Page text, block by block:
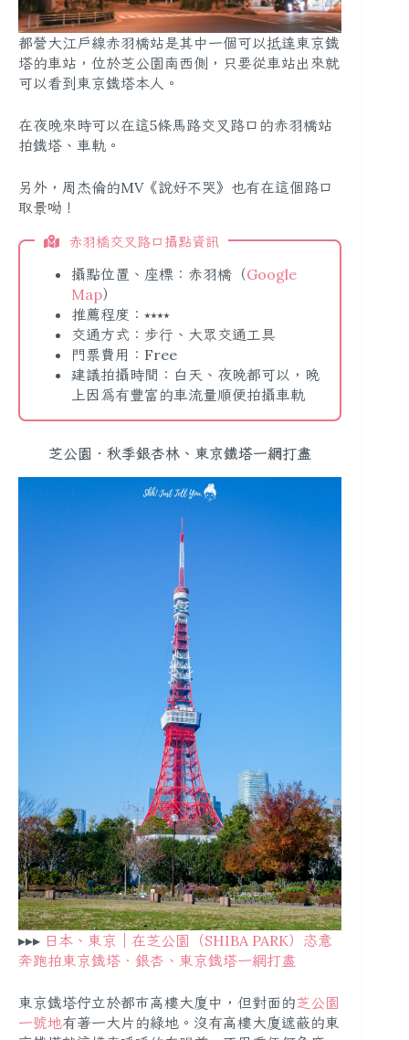
都營大江戶線赤羽橋站是其中一個可以抵達東京鐵
塔的車站，位於芝公園南西側，只要從車站出來就
可以看到東京鐵塔本人。
在夜晚來時可以在這5條馬路交叉路口的赤羽橋站
拍鐵塔、車軌。
另外，周杰倫的MV《說好不哭》也有在這個路口
取景呦！
赤羽橋交叉路口攝點資訊
攝點位置、座標：赤羽橋（Google
Map）
推薦程度：⭑⭑⭑⭑
交通方式：步行、大眾交通工具
門票費用：Free
建議拍攝時間：白天、夜晚都可以，晚
上因為有豐富的車流量順便拍攝車軌
芝公園．秋季銀杏林、東京鐵塔一網打盡
▸▸▸ 日本、東京｜在芝公園（SHIBA PARK）恣意
奔跑拍東京鐵塔．銀杏、東京鐵塔一網打盡
東京鐵塔佇立於都市高樓大廈中，但對面的芝公園
一號地有著一大片的綠地。沒有高樓大廈遮蔽的東